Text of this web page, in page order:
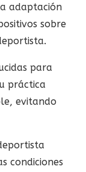
adaptación
sobre
para
práctica
evitando
condiciones